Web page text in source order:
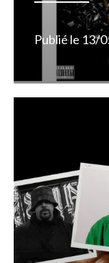
Publié le13/